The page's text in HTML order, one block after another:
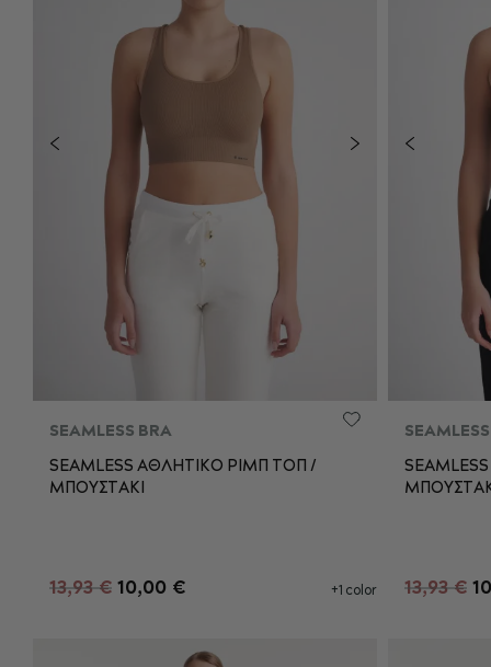
S
SEAMLESS BRA
SEAMLESS ΑΘΛΗΤΙΚΟ ΡΙΜΠ ΤΟΠ /
ΜΠΟΥΣΤAΚΙ
13,93 € 10,00 € +1 color 13,93 €